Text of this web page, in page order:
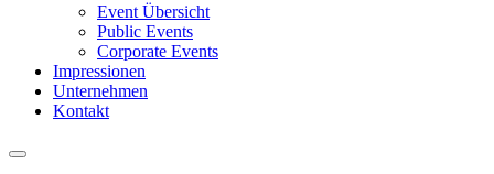
Event Übersicht
Public Events
Corporate Events
Impressionen
Unternehmen
Kontakt